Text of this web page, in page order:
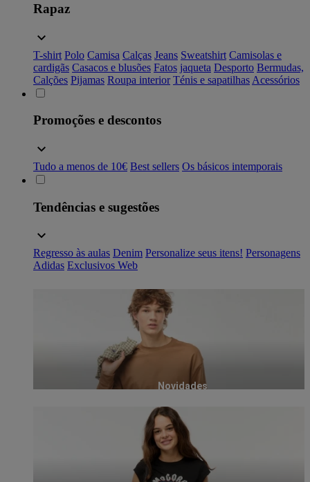
Rapaz
T-shirt Polo Camisa Calças Jeans Sweatshirt Camisolas e
cardigãs Casacos e blusões Fatos jaqueta Desporto Bermudas,
Calções Pijamas Roupa interior Ténis e sapatilhas Acessórios
Promoções e descontos
Tudo a menos de 10€ Best sellers Os básicos intemporais
Tendências e sugestões
Regresso às aulas Denim Personalize seus itens! Personagens
Adidas Exclusivos Web
Novidades